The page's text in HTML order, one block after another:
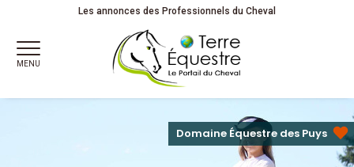
d'équitationAdultes
Les annonces des Professionnels du Cheval
MENU
Domaine Équestre des Puys